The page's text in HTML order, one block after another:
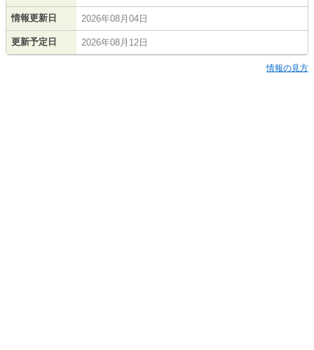
情報更新日 2026年08月04日
更新予定日 2026年08月12日
情報の見方